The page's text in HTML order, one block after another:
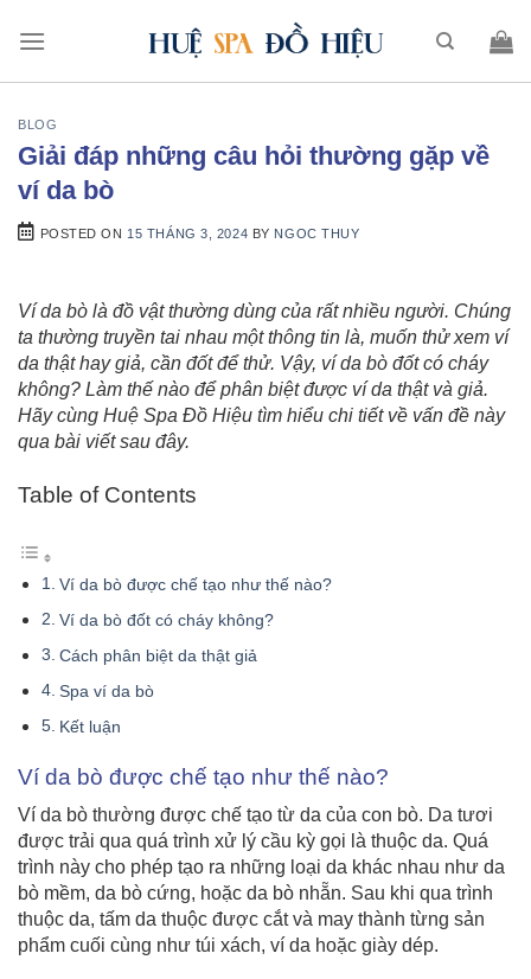
BLOG
Giải đáp những câu hỏi thường gặp về
ví da bò
POSTED ON 15 THÁNG 3, 2024 BY NGOC THUY
Ví da bò là đồ vật thường dùng của rất nhiều người. Chúng
ta thường truyền tai nhau một thông tin là, muốn thử xem ví
da thật hay giả, cần đốt để thử. Vậy, ví da bò đốt có cháy
không? Làm thế nào để phân biệt được ví da thật và giả.
Hãy cùng Huệ Spa Đồ Hiệu tìm hiểu chi tiết về vấn đề này
qua bài viết sau đây.
Table of Contents
Ví da bò được chế tạo như thế nào?
Ví da bò đốt có cháy không?
Cách phân biệt da thật giả
Spa ví da bò
Kết luận
Ví da bò được chế tạo như thế nào?
Ví da bò thường được chế tạo từ da của con bò. Da tươi
được trải qua quá trình xử lý cầu kỳ gọi là thuộc da. Quá
trình này cho phép tạo ra những loại da khác nhau như da
bò mềm, da bò cứng, hoặc da bò nhẵn. Sau khi qua trình
thuộc da, tấm da thuộc được cắt và may thành từng sản
phẩm cuối cùng như túi xách, ví da hoặc giày dép.